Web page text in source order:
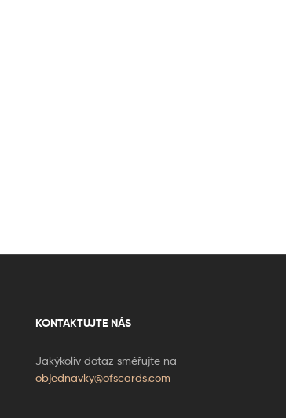
KONTAKTUJTE NÁS
Jakýkoliv dotaz směřujte na
objednavky@ofscards.com